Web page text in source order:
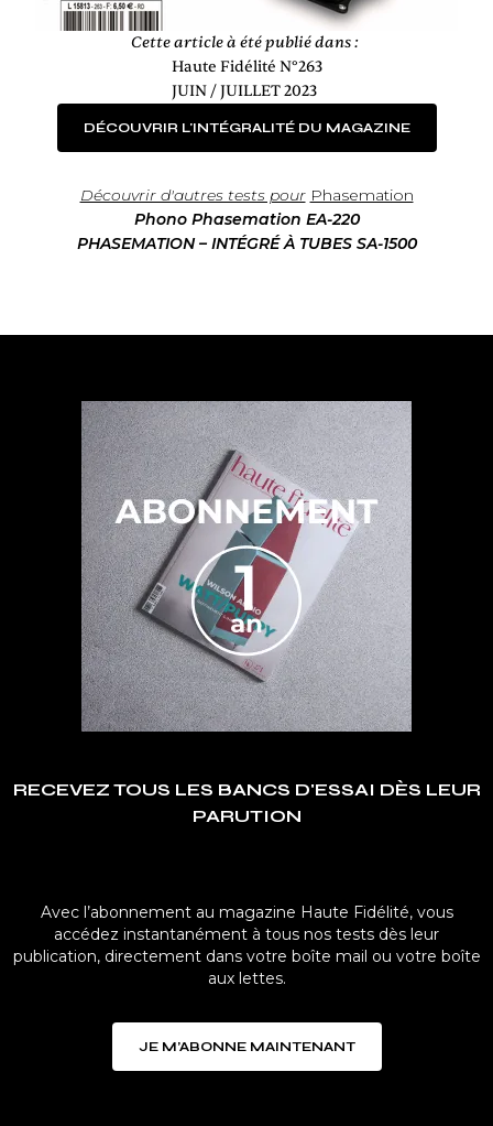
Cette article à été publié dans :
Haute Fidélité N°263
JUIN / JUILLET 2023
DÉCOUVRIR L'INTÉGRALITÉ DU MAGAZINE
Découvrir d'autres tests pour Phasemation
Phono Phasemation EA-220
PHASEMATION – INTÉGRÉ À TUBES SA-1500
RECEVEZ TOUS LES BANCS D'ESSAI DÈS LEUR
PARUTION
Avec l’abonnement au magazine Haute Fidélité, vous
accédez instantanément à tous nos tests dès leur
publication, directement dans votre boîte mail ou votre boîte
aux lettes.
JE M’ABONNE MAINTENANT